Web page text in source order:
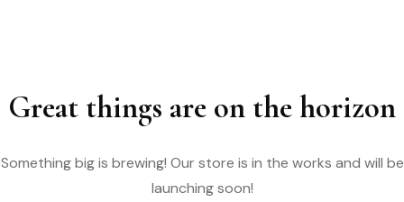
Great things are on the horizon
Something big is brewing! Our store is in the works and will be
launching soon!